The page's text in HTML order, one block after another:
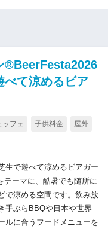
®BeerFesta2026
べて涼めるビア
ッフェ 子供料金 屋外
生で遊べて涼めるビアガー
テーマに、酷暑でも随所に
で涼める空間です。飲み放
手ぶらBBQや日本や世界
ルに合うフードメニューを